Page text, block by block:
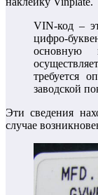
VIN-код –
цифро-
требуется
заводской
Эти сведения
случае